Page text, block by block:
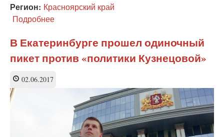
Регион: Красноярский край
Подробнее
пикет
против
закрытости
прошёл
Красноярске
В Екатеринбурге прошел одиночный
пикет против «политики Кузнецовой»
02.06.2017